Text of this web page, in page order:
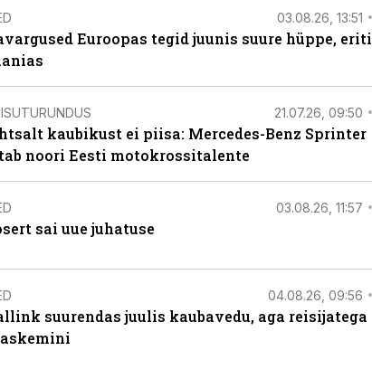
03.08.26, 13:51
Euroopas tegid juunis suure hüppe, eriti
21.07.26, 09:50
kaubikust ei piisa: Mercedes-Benz Sprinter
noori Eesti motokrossitalente
03.08.26, 11:57
sai uue juhatuse
04.08.26, 09:56
suurendas juulis kaubavedu, aga reisijatega